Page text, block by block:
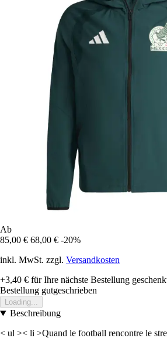
Ab
85,00 € 68,00 € -20%
inkl. MwSt. zzgl. Versandkosten
+3,40 € für Ihre nächste Bestellung
Bestellung gutgeschrieben
Loading...
Beschreibung
< ul >< li >Quand le football rencontre le